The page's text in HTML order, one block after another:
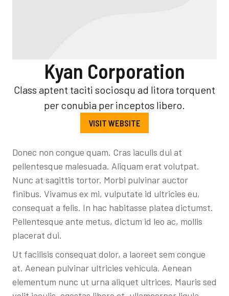
Kyan Corporation
Class aptent taciti sociosqu ad litora torquent
per conubia per inceptos libero.
VISIT WEBSITE
Donec non congue quam. Cras iaculis dui at
pellentesque malesuada. Aliquam erat volutpat.
Nunc at sagittis tortor. Morbi pulvinar auctor
finibus. Vivamus ex mi, vulputate id ultricies eu,
consequat a felis. In hac habitasse platea dictumst.
Pellentesque ante metus, dictum id leo ac, mollis
placerat dui.
Ut facilisis consequat dolor, a laoreet sem congue
at. Aenean pulvinar ultricies vehicula. Aenean
elementum nunc ut urna aliquet ultrices. Mauris sed